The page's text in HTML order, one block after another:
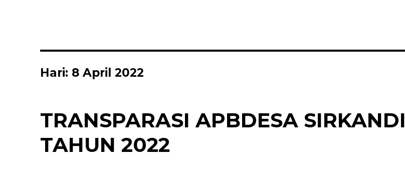
Hari: 8 April 2022
TRANSPARASI APBDESA SIRKANDI
TAHUN 2022